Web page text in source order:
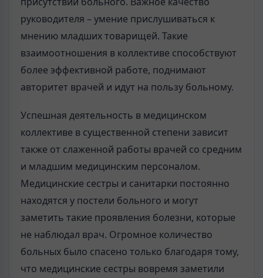
руководителя – умение прислушиваться к
мнению младших товарищей. Такие
взаимоотношения в коллективе способствуют
более эффективной работе, поднимают
авторитет врачей и идут на пользу больному.
Успешная деятельность в медицинском
коллективе в существенной степени зависит
также от слаженной работы врачей со средним
и младшим медицинским персоналом.
Медицинские сестры и санитарки постоянно
находятся у постели больного и могут
заметить такие проявления болезни, которые
не наблюдал врач. Огромное количество
больных было спасено только благодаря тому,
что медицинские сестры вовремя заметили